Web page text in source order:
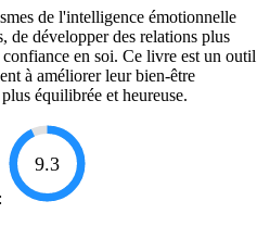
de l'intelligence émotionnelle
de développer des relations plus
en soi. Ce livre est un outil
à améliorer leur bien-être
équilibrée et heureuse.
:
9.3